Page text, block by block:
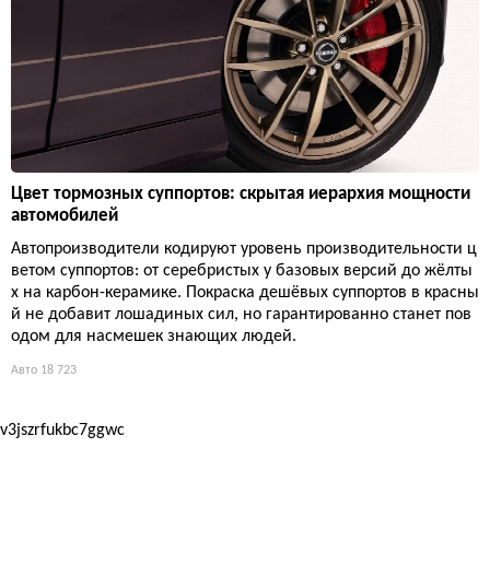
Цвет тормозных суппортов: скрытая иерархия мощности
автомобилей
Автопроизводители кодируют уровень производительности ц
ветом суппортов: от серебристых у базовых версий до жёлты
х на карбон-керамике. Покраска дешёвых суппортов в красны
й не добавит лошадиных сил, но гарантированно станет пов
одом для насмешек знающих людей.
Авто 18 723
v3jszrfukbc7ggwc